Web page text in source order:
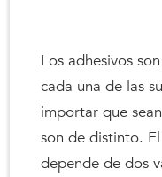
Los adhesivos
cada una de las
importar que
son de distinto.
depende de dos